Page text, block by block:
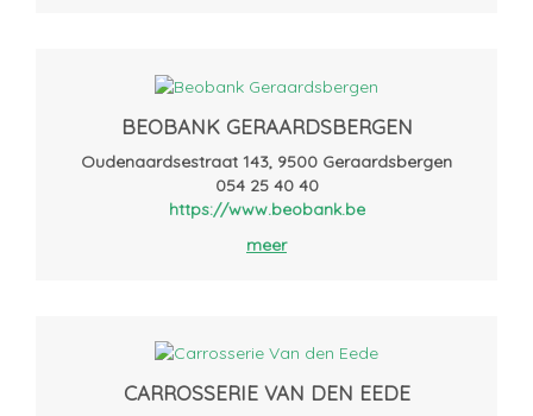
BEOBANK GERAARDSBERGEN
Oudenaardsestraat 143, 9500 Geraardsbergen
054 25 40 40
https://www.beobank.be
meer
CARROSSERIE VAN DEN EEDE